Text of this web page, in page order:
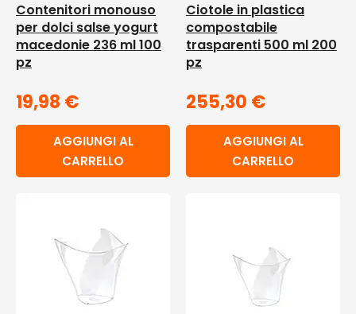
Contenitori monouso
per dolci salse yogurt
macedonie 236 ml 100
pz
19,98 €
AGGIUNGI AL
CARRELLO
Ciotole in plastica
compostabile
trasparenti 500 ml 200
pz
255,30 €
AGGIUNGI AL
CARRELLO